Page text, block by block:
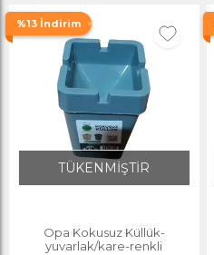
%13 İndirim
TÜKENMİŞTİR
Opa Kokusuz Küllük-
yuvarlak/kare-renkli